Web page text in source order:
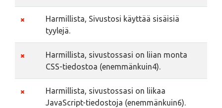
Harmillista, Sivustosi käyttää sisäisiä
tyylejä.
Harmillista, sivustossasi on liian monta
CSS-tiedostoa (enemmänkuin4).
Harmillista, sivustossasi on liikaa
JavaScript-tiedostoja (enemmänkuin6).